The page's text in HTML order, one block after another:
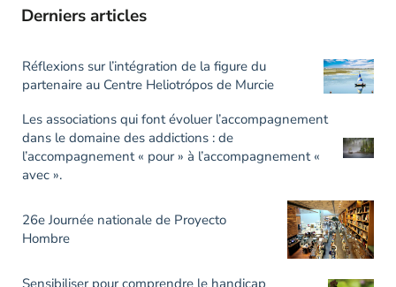
Derniers articles
Réflexions sur l’intégration de la figure du
partenaire au Centre Heliotrópos de Murcie
Les associations qui font évoluer l’accompagnement
dans le domaine des addictions : de
l’accompagnement « pour » à l’accompagnement «
avec ».
26e Journée nationale de Proyecto
Hombre
Sensibiliser pour comprendre le handicap